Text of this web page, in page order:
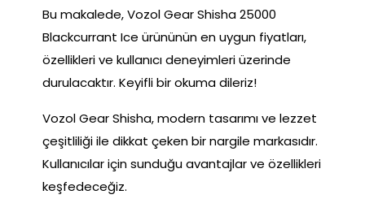
Bu makalede, Vozol Gear Shisha 25000
Blackcurrant Ice ürününün en uygun fiyatları,
özellikleri ve kullanıcı deneyimleri üzerinde
durulacaktır. Keyifli bir okuma dileriz!
Vozol Gear Shisha, modern tasarımı ve lezzet
çeşitliliği ile dikkat çeken bir nargile markasıdır.
Kullanıcılar için sunduğu avantajlar ve özellikleri
keşfedeceğiz.